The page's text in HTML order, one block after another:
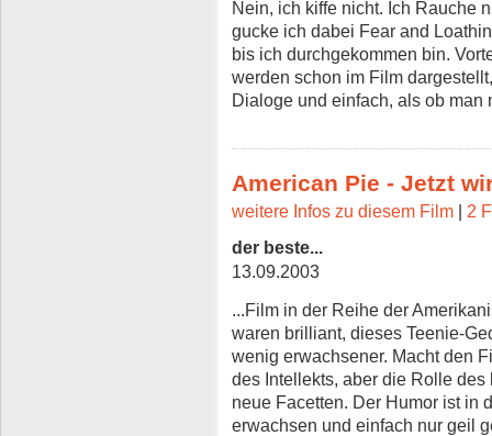
Nein, ich kiffe nicht. Ich Rauche
gucke ich dabei Fear and
bis ich durchgekommen bin.
werden schon im Film
Dialoge und einfach, als ob man
American Pie - Jetzt
weitere Infos zu diesem Film | 2
der beste...
13.09.2003
...Film in der Reihe der
waren brilliant, dieses Teenie-
wenig erwachsener. Macht den
des Intellekts, aber die Rolle
neue Facetten. Der Humor ist in
erwachsen und einfach nur geil